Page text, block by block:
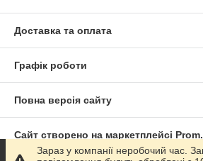
Доставка та оплата
Графік роботи
Повна версія сайту
Сайт створено на маркетплейсі
Зараз у компанії неробочий час.